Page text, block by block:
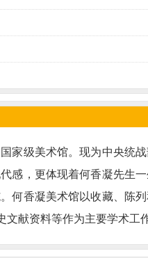
家级美术馆。现为中央统
，更体现着何香凝先生
何香凝美术馆以收藏、陈
献资料等作为主要学术工